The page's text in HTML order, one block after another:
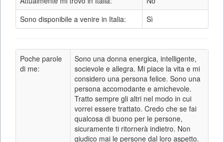
Sono disponibile a venire in Italia:
Sì
Poche parole
di me:
Sono una donna energica, intelligente,
socievole e allegra. Mi piace la vita e mi
considero una persona felice. Sono una
persona accomodante e amichevole.
Tratto sempre gli altri nel modo in cui
vorrei essere trattato. Credo che se fai
qualcosa di buono per le persone,
sicuramente ti ritornerà indietro. Non
giudico mai le persone dal loro aspetto.